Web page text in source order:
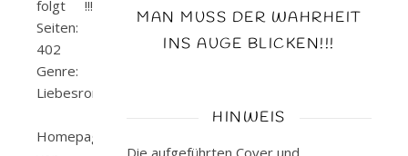
folgt !!!
Seiten:
402
Genre:
Liebesroman
Homepage
MAN MUSS DER WAHRHEIT
INS AUGE BLICKEN!!!
HINWEIS
Die aufgeführten Cover und